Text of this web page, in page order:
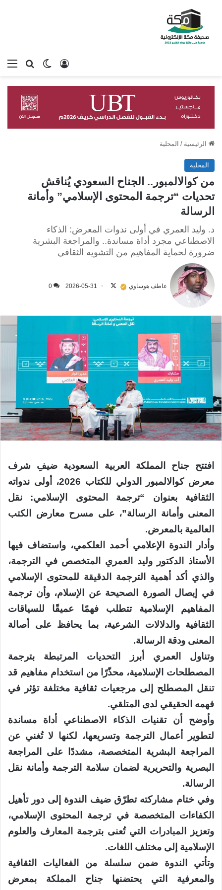
بحثالوضع
تسجيل الدخول
الرئيسية / المحلية
المحلية
من كوالالمبور.. الجناح السعودي يُناقش
تحديات “ترجمة المحتوى الإسلامي” وأمانة
الرسالة
د. وليد العمري في أولى ندوات المعرض: الذكاء
الاصطناعي مجرد أداة مساندة.. والمراجعة البشرية
ضرورة لحماية المفاهيم من التشويه الثقافي
عاطف هوساوي
على
2026-05-31
0
افتتح جناح المملكة العربية السعودية ضيفِ شرف
معرض كوالالمبور الدولي للكتاب 2026، أولى ندواته
الثقافية بعنوان “ترجمة المحتوى الإسلامي: نقل
المعنى وأمانة الرسالة”، على مسرح معارض الكتب
العالمية بالمعرض.
وأدار الندوة الإعلامي أحمد العلكمي، واستضاف فيها
الأستاذ الدكتور وليد العمري المتخصص في الترجمة،
والذي أكد أهمية الترجمة الدقيقة للمحتوى الإسلامي
في إيصال الصورة الصحيحة عن الإسلام، وأن ترجمة
المفاهيم الإسلامية تتطلب فهمًا عميقًا للسياقات
الثقافية والدلالات الشرعية، بما يحافظ على أصالة
المعنى ودقة الرسالة.
وتناول العمري أبرز التحديات المرتبطة بترجمة
المصطلحات الإسلامية، محذّرًا من استخدام مفاهيم قد
تنقل المصطلح إلى مرجعيات ثقافية مختلفة تؤثر في
فهمه الحقيقي لدى المتلقي.
وأوضح أن تقنيات الذكاء الاصطناعي أداة مساندة
لتطوير أعمال الترجمة وتسريعها، لكنها لا تُغني عن
المراجعة البشرية المتخصصة، مشددًا على المراجعة
البصرية والتحريرية لضمان سلامة الترجمة وأمانة نقل
الرسالة.
وفي ختام مشاركته تطرّق ضيف الندوة إلى دور تأهيل
الكفاءات المتخصصة في ترجمة المحتوى الإسلامي،
وتعزيز المبادرات التي تُعنى بترجمة المعارف والعلوم
الإسلامية إلى مختلف اللغات.
وتأتي الندوة ضمن سلسلة من الفعاليات الثقافية
والمعرفية التي يحتضنها جناح المملكة بمعرض